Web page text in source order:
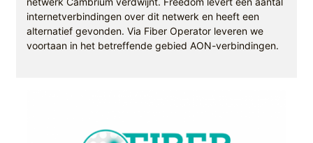
internetverbindingen over dit netwerk en heeft een
alternatief gevonden. Via Fiber Operator leveren we
voortaan in het betreffende gebied AON-verbindingen.